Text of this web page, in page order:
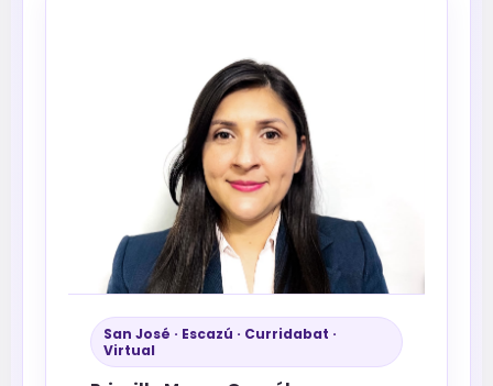
San José · Escazú · Curridabat ·
Virtual